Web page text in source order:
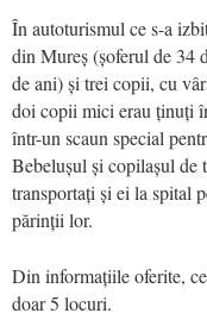
În autoturismul ce s-a
din Mureș (șoferul de 34
de ani) și trei copii, cu
doi copii mici erau ținuți
într-un scaun special
Bebelușul și copilașul de
transportați și ei la spital
părinții lor.
Din informațiile oferite,
doar 5 locuri.